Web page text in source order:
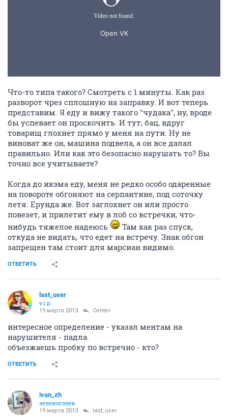
Что-то типа такого? Смотреть с 1 минуты. Как раз
разворот чрез сплошную на заправку. И вот теперь
представим. Я еду и вижу такого "чудака", ну, вроде
бы успевает он проскочить. И тут, бац, вдруг
товарищ глохнет прямо у меня на пути. Ну не
виноват же он, машина подвела, а он все далал
правильно. Или как это безопасно нарушать то? Вы
точно все учитываете?
Когда до икэма еду, меня не редко особо одаренные
на повороте обгоняют на серпантине, под соточку
летя. Ерунда же. Вот заглохнет он или просто
повезет, и прилетит ему в лоб со встречки, что-
нибудь тяжелое надеюсь
Там как раз спуск,
откуда не видать, что едет на встречу. Знак обгон
запрещен там стоит для марсиан видимо.
ОТВЕТИТЬ
last_user
v.i.p.
19 марта 2013 Center
интересное определение - указал ментам на
нарушителя - падла.
объезжаешь пробку по встречно - кто?
ОТВЕТИТЬ
ivan_zh
зеленоголек
19 марта 2013 last_user